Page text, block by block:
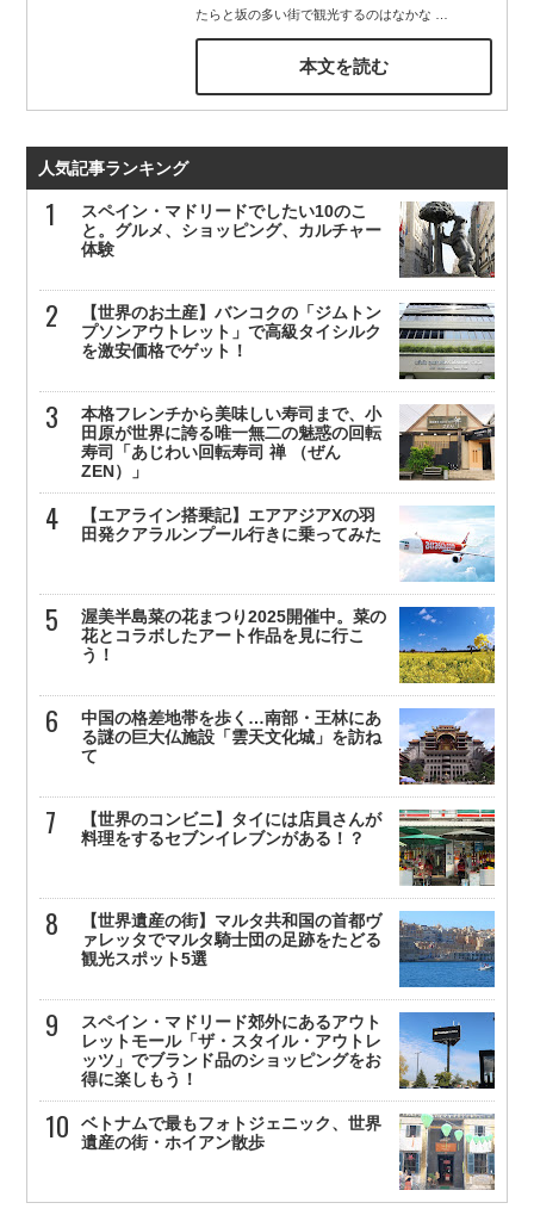
たらと坂の多い街で観光するのはなかな
本文を読む
人気記事ランキング
スペイン・マドリードでしたい10のこ
と。グルメ、ショッピング、カルチャー
体験
【世界のお土産】バンコクの「ジムトン
プソンアウトレット」で高級タイシルク
を激安価格でゲット！
本格フレンチから美味しい寿司まで、小
田原が世界に誇る唯一無二の魅惑の回転
寿司「あじわい回転寿司 禅 （ぜん
ZEN）」
【エアライン搭乗記】エアアジアXの羽
田発クアラルンプール行きに乗ってみた
渥美半島菜の花まつり2025開催中。菜の
花とコラボしたアート作品を見に行こ
う！
中国の格差地帯を歩く…南部・王林にあ
る謎の巨大仏施設「雲天文化城」を訪ね
て
【世界のコンビニ】タイには店員さんが
料理をするセブンイレブンがある！？
【世界遺産の街】マルタ共和国の首都ヴ
ァレッタでマルタ騎士団の足跡をたどる
観光スポット5選
スペイン・マドリード郊外にあるアウト
レットモール「ザ・スタイル・アウトレ
ッツ」でブランド品のショッピングをお
得に楽しもう！
ベトナムで最もフォトジェニック、世界
遺産の街・ホイアン散歩